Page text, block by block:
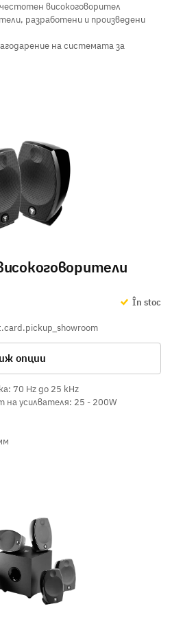
високоговорител
разработени и произведени
на системата за
În stoc
опции
70 Hz до 25 kHz
усилвателя: 25 - 200W